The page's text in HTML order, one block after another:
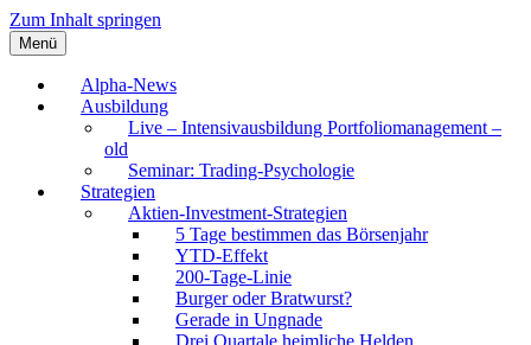
Zum Inhalt springen
André Stagge, CFTe, CFA
Coach
Menü
Alpha-News
Ausbildung
Live – Intensivausbildung Portfoliomanagement –
old
Seminar: Trading-Psychologie
Strategien
Aktien-Investment-Strategien
5 Tage bestimmen das Börsenjahr
YTD-Effekt
200-Tage-Linie
Burger oder Bratwurst?
Gerade in Ungnade
Drei Quartale heimliche Helden